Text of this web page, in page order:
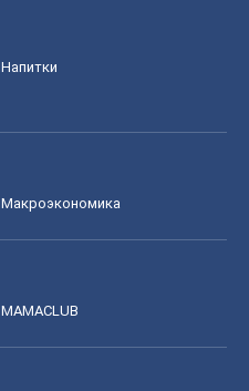
Напитки
Mакроэкономика
MAMACLUB